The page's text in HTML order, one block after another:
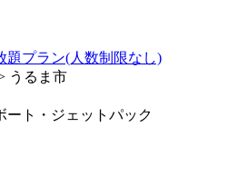
題プラン(人数制限なし)
うるま市
ート・ジェットパック